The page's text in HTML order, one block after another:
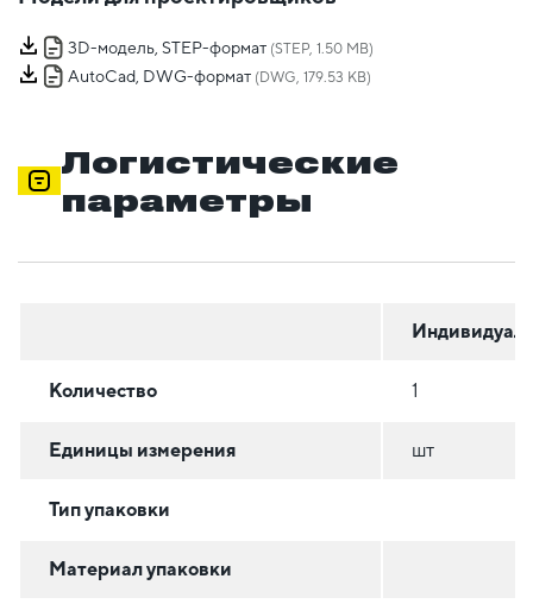
3D-модель, STEP-формат (STEP, 1.50 MB)
AutoCad, DWG-формат (DWG, 179.53 KB)
Логистические
параметры
Количество 1
Единицы измерения шт
Тип упаковки
Материал упаковки